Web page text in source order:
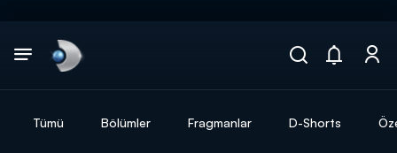
Tümü Bölümler Fragmanlar D-Shorts